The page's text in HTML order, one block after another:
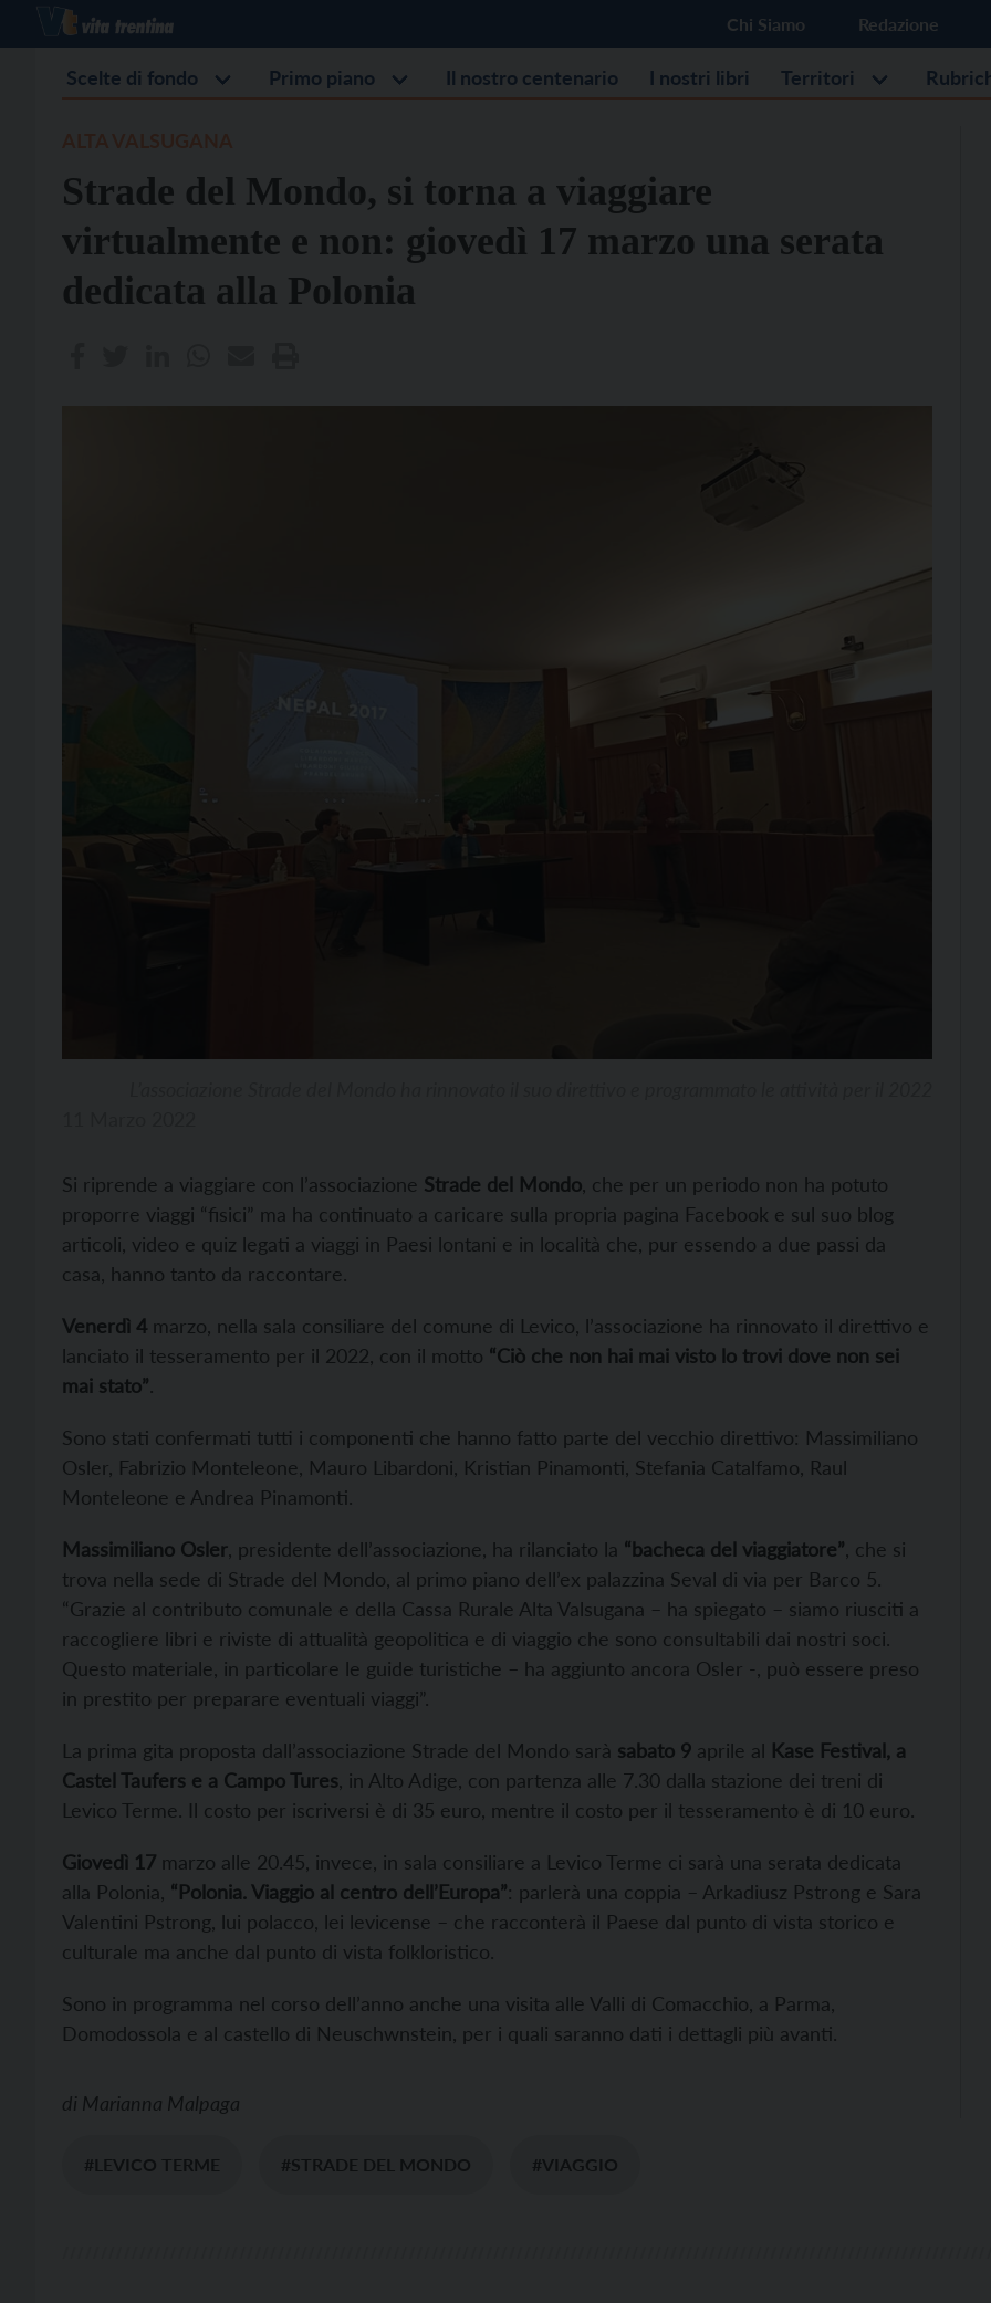
Chi Siamo Redazione
Scelte di fondo Primo piano Il nostro centenario I nostri libri Territori
Strade del Mondo, si torna a viaggiare
virtualmente e non: giovedì 17 marzo una serata
dedicata alla Polonia
Si riprende a viaggiare con l’associazione Strade del Mondo , che per un periodo non ha potuto
proporre viaggi “fisici” ma ha continuato a caricare sulla propria pagina Facebook e sul suo blog
articoli, video e quiz legati a viaggi in Paesi lontani e in località che, pur essendo a due passi da
casa, hanno tanto da raccontare.
Venerdì 4 marzo, nella sala consiliare del comune di Levico, l’associazione ha rinnovato il direttivo e
lanciato il tesseramento per il 2022, con il motto “Ciò che non hai mai visto lo trovi dove non sei
mai stato”.
Sono stati confermati tutti i componenti che hanno fatto parte del vecchio direttivo: Massimiliano
Osler, Fabrizio Monteleone, Mauro Libardoni, Kristian Pinamonti, Stefania Catalfamo, Raul
Monteleone e Andrea Pinamonti.
Massimiliano Osler , presidente dell’associazione, ha rilanciato la “bacheca del viaggiatore” , che si
trova nella sede di Strade del Mondo, al primo piano dell’ex palazzina Seval di via per Barco 5.
“Grazie al contributo comunale e della Cassa Rurale Alta Valsugana – ha spiegato – siamo riusciti a
raccogliere libri e riviste di attualità geopolitica e di viaggio che sono consultabili dai nostri soci.
Questo materiale, in particolare le guide turistiche – ha aggiunto ancora Osler -, può essere preso
in prestito per preparare eventuali viaggi”.
La prima gita proposta dall’associazione Strade del Mondo sarà sabato 9 aprile al Kase Festival, a
Castel Taufers e a Campo Tures , in Alto Adige, con partenza alle 7.30 dalla stazione dei treni di
Levico Terme. Il costo per iscriversi è di 35 euro, mentre il costo per il tesseramento è di 10 euro.
Giovedì 17 marzo alle 20.45, invece, in sala consiliare a Levico Terme ci sarà una serata dedicata
alla Polonia, “Polonia. Viaggio al centro dell’Europa”: parlerà una coppia – Arkadiusz Pstrong e Sara
Valentini Pstrong, lui polacco, lei levicense – che racconterà il Paese dal punto di vista storico e
culturale ma anche dal punto di vista folkloristico.
Sono in programma nel corso dell’anno anche una visita alle Valli di Comacchio, a Parma,
Domodossola e al castello di Neuschwnstein, per i quali saranno dati i dettagli più avanti.
di Marianna Malpaga
#LEVICO TERME #STRADE DEL MONDO #VIAGGIO